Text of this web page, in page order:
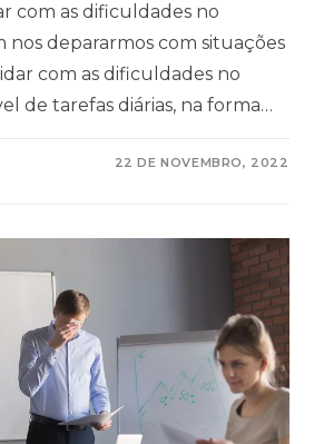
com as dificuldades no
nos depararmos com situações
com as dificuldades no
de tarefas diárias, na forma…
22 DE NOVEMBRO, 2022